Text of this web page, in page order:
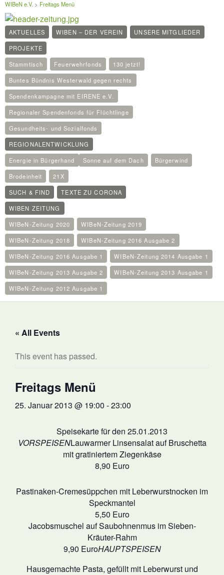
WIBeN e.V. > Freitags Menü
AKTUELLES WIBEN – DER VEREIN
UNSERE MITGLIEDER
PROJEKTE
Stammtisch
Feuerwehrfonds
130 jetzt!
Buntes Bündnis Westerwald gegen rechts
Spendenkampagne mit EIRENE e.V.
Regionaler Spendenfonds für Flüchtlinge
Gesundheits- und Sozialfonds
REGIONALENTWICKLUNG
Energie in Bürgerhand
Sonne auf dem Dach
Bürgerwind
Brodeinheit
21X
SUCH & FIND
TEXTE ZU CORONA
WIBEN ZEITUNG
WIBeN-Zeitung 2020
WIBeN-Zeitung 2019
WIBeN-Zeitung 2018
WIBeN-Zeitung 2016 Ausgabe 2
WIBeN-Zeitung 2016 Ausgabe 1
WIBeN-Zeitung 2014 Ausgabe 1
WIBeN-Zeitung 2013 Ausgabe 2
WIBeN-Zeitung 2013 Ausgabe 1
WIBeN-Zeitung 2012 Ausgabe 1
« All Events
This event has passed.
Freitags Menü
25. Januar 2013 @ 19:00 -23:00
Speisekarte für den 25.01.2013
VORSPEISENLauwarmer Linsensalat auf Bruschetta
mit gratiniertem Ziegenkäse
8,90 Euro
Pastinaken-Cremesüppchen mit Leberwurstnocken im
Speckmantel
5,50 Euro
Jacobsmuschel auf Saubohnenmus im Sieben-
Kräuter-Rahm
9,90 EuroHAUPTSPEISEN
Hausgemachte Pasta, gefüllt mit Leberwurst und